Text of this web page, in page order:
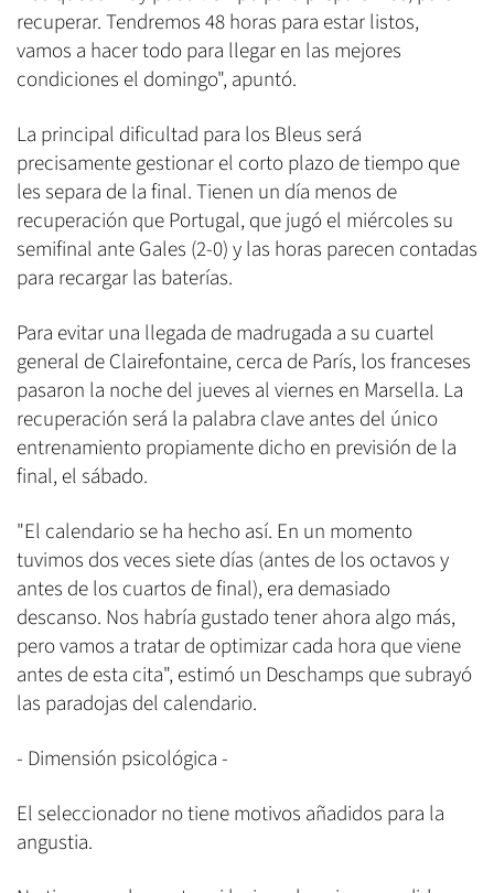
recuperar. Tendremos 48 horas para estar listos,
vamos a hacer todo para llegar en las mejores
condiciones el domingo", apuntó.
La principal dificultad para los Bleus será
precisamente gestionar el corto plazo de tiempo que
les separa de la final. Tienen un día menos de
recuperación que Portugal, que jugó el miércoles su
semifinal ante Gales (2-0) y las horas parecen contadas
para recargar las baterías.
Para evitar una llegada de madrugada a su cuartel
general de Clairefontaine, cerca de París, los franceses
pasaron la noche del jueves al viernes en Marsella. La
recuperación será la palabra clave antes del único
entrenamiento propiamente dicho en previsión de la
final, el sábado.
"El calendario se ha hecho así. En un momento
tuvimos dos veces siete días (antes de los octavos y
antes de los cuartos de final), era demasiado
descanso. Nos habría gustado tener ahora algo más,
pero vamos a tratar de optimizar cada hora que viene
antes de esta cita", estimó un Deschamps que subrayó
las paradojas del calendario.
- Dimensión psicológica -
El seleccionador no tiene motivos añadidos para la
angustia.